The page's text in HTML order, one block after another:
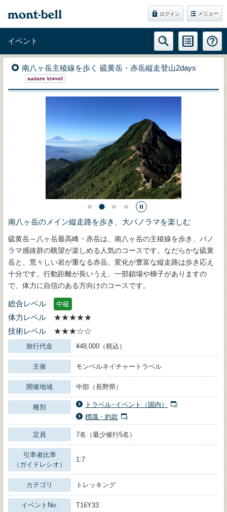
ログイン メニュー
イベント
南八ヶ岳主稜線を歩く 硫黄岳・赤岳縦走登山2days
南八ヶ岳のメイン縦走路を歩き、大パノラマを楽しむ
硫黄岳～八ヶ岳最高峰・赤岳は、南八ヶ岳の主稜線を歩き、パノ
ラマ感抜群の眺望が楽しめる人気のコースです。なだらかな硫黄
岳と、荒々しい岩が重なる赤岳。変化が豊富な縦走路は歩き応え
十分です。行動距離が長いうえ、一部鎖場や梯子がありますの
で、体力に自信のある方向けのコースです。
総合レベル 中級
体力レベル
★★★★★
技術レベル
★★★☆☆
旅行代金 ¥48,000（税込）
主催 モンベルネイチャートラベル
開催地域 中部（長野県）
種別
トラベル･イベント（国内）
標識・約款
定員 7名（最少催行5名）
引率者比率
（ガイドレシオ）
1:7
カテゴリ トレッキング
イベントNo. T16Y33